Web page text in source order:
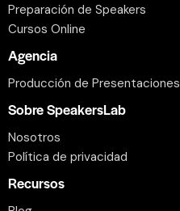
Preparación de Speakers
Cursos Online
Agencia
Producción de Presentaciones
Sobre SpeakersLab
Nosotros
Política de privacidad
Recursos